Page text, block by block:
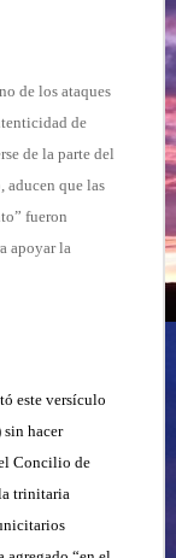
de los ataques
de
de la parte del
aducen que las
fueron
apoyar la
este versículo
hacer
Concilio de
trinitaria